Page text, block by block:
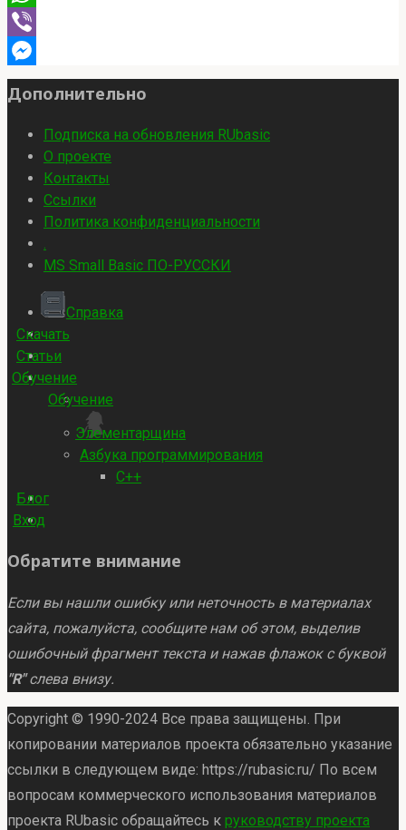
WhatsApp
Viber
Messenger
Дополнительно
Подписка на обновления RUbasic
О проекте
Контакты
Ссылки
Политика конфиденциальности
MS Small Basic ПО-РУССКИ
Справка
Скачать
Статьи
Обучение
Обучение
Элементарщина
Азбука программирования
C++
Блог
Вход
Обратите внимание
Если вы нашли ошибку или неточность в материалах
сайта, пожалуйста, сообщите нам об этом, выделив
ошибочный фрагмент текста и нажав флажок с буквой
"R"слева внизу.
Copyright © 1990-2024 Все права защищены. При
копировании материалов проекта обязательно указание
ссылки в следующем виде: https://rubasic.ru/ По всем
вопросам коммерческого использования материалов
проекта RUbasic обращайтесь к руководству проекта